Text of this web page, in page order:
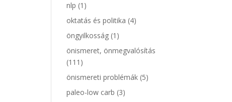
nlp (1)
oktatás és politika (4)
öngyilkosság (1)
önismeret, önmegvalósítás
(111)
önismereti problémák (5)
paleo-low carb (3)